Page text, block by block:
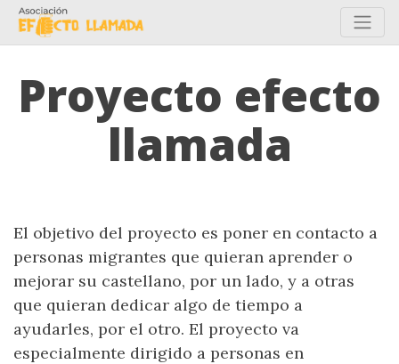
Proyecto efecto
llamada
El objetivo del proyecto es poner en contacto a
personas migrantes que quieran aprender o
mejorar su castellano, por un lado, y a otras
que quieran dedicar algo de tiempo a
ayudarles, por el otro. El proyecto va
especialmente dirigido a personas en